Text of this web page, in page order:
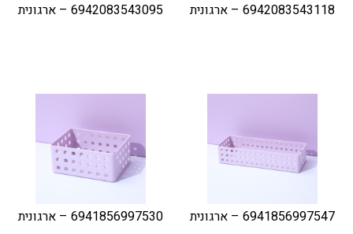
6942083543118 – ארגונית 6942083543095 – ארגונית
6941856997547 – ארגונית 6941856997530 – ארגונית